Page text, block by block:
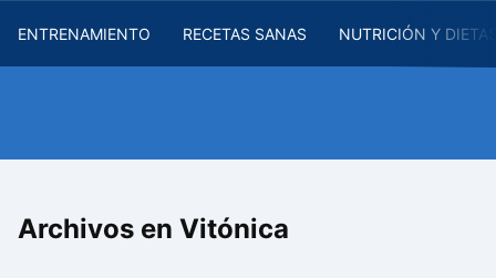
ENTRENAMIENTO RECETAS SANAS NUTRICIÓN Y
Archivos en Vitónica